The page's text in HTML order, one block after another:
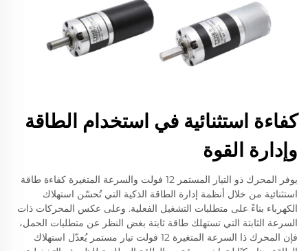
كفاءة استثنائية في استخدام الطاقة
وإدارة القوة
يوفر المحرك ذو التيار المستمر 12 فولت والسرعة المتغيرة كفاءة طاقة
استثنائية من خلال أنظمة إدارة الطاقة الذكية التي تُحسّن استهلاك
الكهرباء بناءً على متطلبات التشغيل الفعلية. وعلى عكس المحركات ذات
السرعة الثابتة التي تستهلك طاقة ثابتة بغض النظر عن متطلبات الحمل،
فإن المحرك ذا السرعة المتغيرة 12 فولت تيار مستمر يُعدّل استهلاك